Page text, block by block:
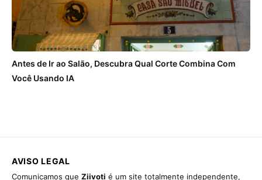
Antes de Ir ao Salão, Descubra Qual Corte Combina Com
Você Usando IA
AVISO LEGAL
Comunicamos que Ziivoti é um site totalmente independente,